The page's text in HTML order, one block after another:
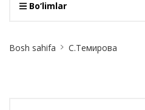
Bo‘limlar
Breadcrumb
Bosh sahifa С.Темирова